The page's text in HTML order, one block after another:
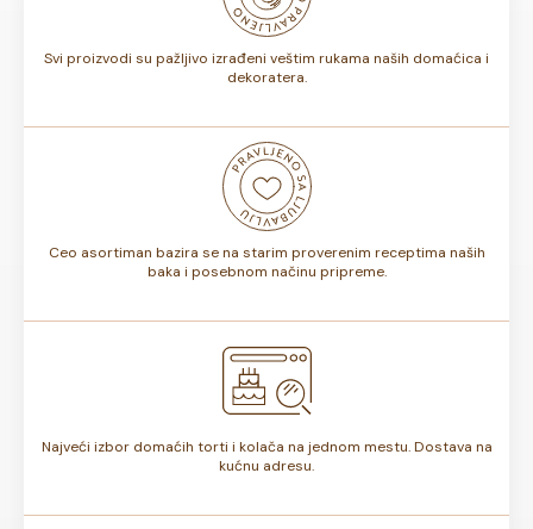
Svi proizvodi su pažljivo izrađeni veštim rukama naših domaćica i
dekoratera.
Ceo asortiman bazira se na starim proverenim receptima naših
baka i posebnom načinu pripreme.
Najveći izbor domaćih torti i kolača na jednom mestu. Dostava na
kućnu adresu.